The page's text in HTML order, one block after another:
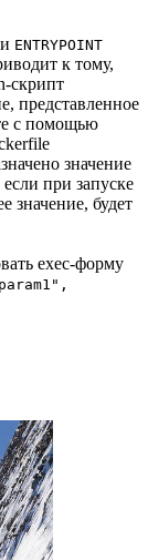
ENTRYPOINT
к тому,
скрипт
представленное
с помощью
значение
если при запуске
значение, будет
exec-форму